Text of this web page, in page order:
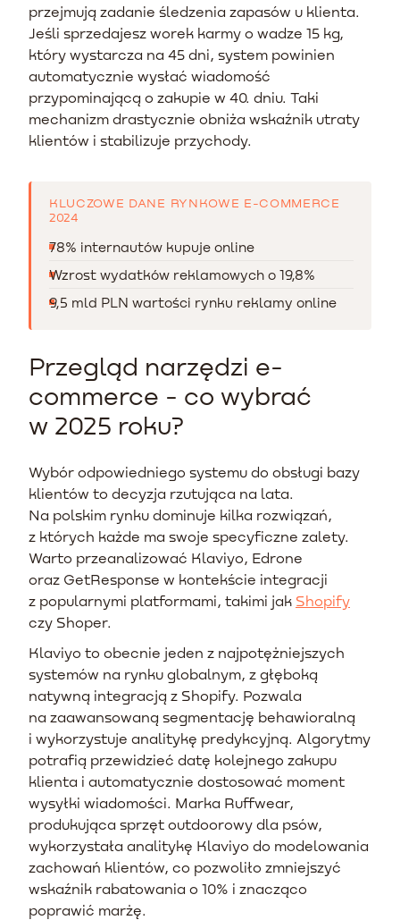
przejmują zadanie śledzenia zapasów u klienta.
Jeśli sprzedajesz worek karmy o wadze 15 kg,
który wystarcza na 45 dni, system powinien
automatycznie wysłać wiadomość
przypominającą o zakupie w 40. dniu. Taki
mechanizm drastycznie obniża wskaźnik utraty
klientów i stabilizuje przychody.
KLUCZOWE DANE RYNKOWE E-COMMERCE
2024
78% internautów kupuje online
Wzrost wydatków reklamowych o 19,8%
9,5 mld PLN wartości rynku reklamy online
Przegląd narzędzi e-
commerce - co wybrać
w 2025 roku?
Wybór odpowiedniego systemu do obsługi bazy
klientów to decyzja rzutująca na lata.
Na polskim rynku dominuje kilka rozwiązań,
z których każde ma swoje specyficzne zalety.
Warto przeanalizować Klaviyo, Edrone
oraz GetResponse w kontekście integracji
z popularnymi platformami, takimi jak Shopify
czy Shoper.
Klaviyo to obecnie jeden z najpotężniejszych
systemów na rynku globalnym, z głęboką
natywną integracją z Shopify. Pozwala
na zaawansowaną segmentację behawioralną
i wykorzystuje analitykę predykcyjną. Algorytmy
potrafią przewidzieć datę kolejnego zakupu
klienta i automatycznie dostosować moment
wysyłki wiadomości. Marka Ruffwear,
produkująca sprzęt outdoorowy dla psów,
wykorzystała analitykę Klaviyo do modelowania
zachowań klientów, co pozwoliło zmniejszyć
wskaźnik rabatowania o 10% i znacząco
poprawić marżę.